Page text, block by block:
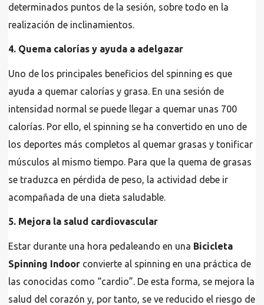
determinados puntos de la sesión, sobre todo en la
realización de inclinamientos.
4. Quema calorías y ayuda a adelgazar
Uno de los principales beneficios del spinning es que
ayuda a quemar calorías y grasa. En una sesión de
intensidad normal se puede llegar a quemar unas 700
calorías. Por ello, el spinning se ha convertido en uno de
los deportes más completos al quemar grasas y tonificar
músculos al mismo tiempo. Para que la quema de grasas
se traduzca en pérdida de peso, la actividad debe ir
acompañada de una dieta saludable.
5. Mejora la salud cardiovascular
Estar durante una hora pedaleando en una Bicicleta
Spinning Indoor convierte al spinning en una práctica de
las conocidas como “cardio”. De esta forma, se mejora la
salud del corazón y, por tanto, se ve reducido el riesgo de